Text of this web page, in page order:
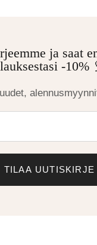
ja saat
-10%
TILAA UUTISKIRJE